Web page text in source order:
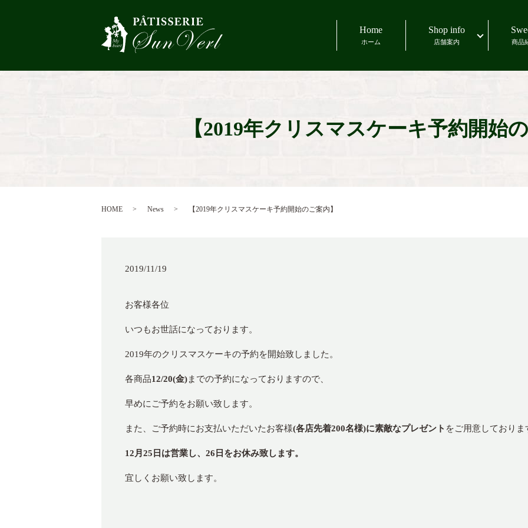
Home
ホーム
Shop info
店舗案内 商品
【2019年クリスマスケーキ予約開始
HOME News 【2019年クリスマスケーキ予約開始のご案内】
2019/11/19
お客様各位
いつもお世話になっております。
2019年のクリスマスケーキの予約を開始致しました。
各商品12/20(金)までの予約になっておりますので、
早めにご予約をお願い致します。
また、ご予約時にお支払いただいたお客様(各店先着200名様)に素敵なプレゼント をご用意しておりま
12月25日は営業し、26日をお休み致します。
宜しくお願い致します。